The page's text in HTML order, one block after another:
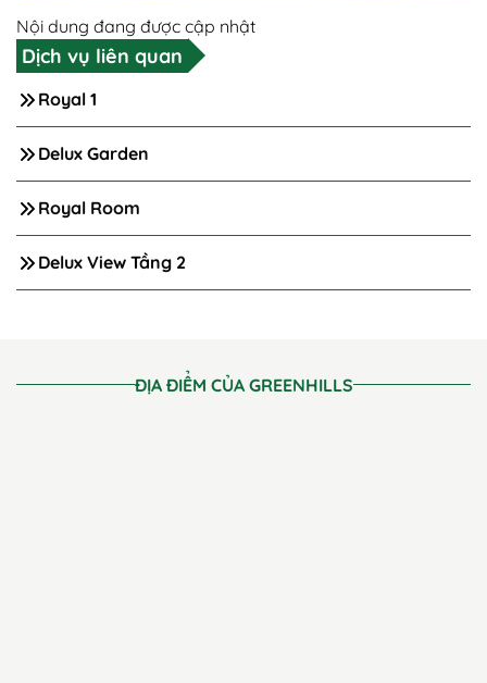
Nội dung đang được cập nhật
Dịch vụ liên quan
Royal 1
Delux Garden
Royal Room
Delux View Tầng 2
ĐỊA ĐIỂM CỦA GREENHILLS